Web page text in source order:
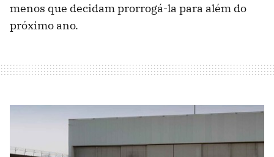
menos que decidam prorrogá-la para além do
próximo ano.